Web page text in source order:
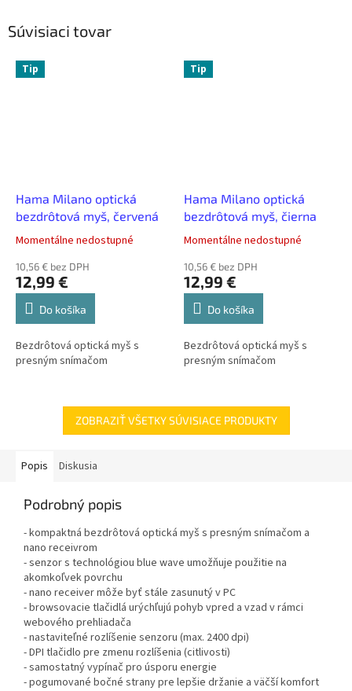
Súvisiaci tovar
Tip
Hama Milano optická
bezdrôtová myš, červená
Momentálne nedostupné
10,56 € bez DPH
12,99 €
Do košíka
Bezdrôtová optická myš s
presným snímačom
Tip
Hama Milano optická
bezdrôtová myš, čierna
Momentálne nedostupné
10,56 € bez DPH
12,99 €
Do košíka
Bezdrôtová optická myš s
presným snímačom
ZOBRAZIŤ VŠETKY SÚVISIACE PRODUKTY
Popis Diskusia
Podrobný popis
- kompaktná bezdrôtová optická myš s presným snímačom a
nano receivrom
- senzor s technológiou blue wave umožňuje použitie na
akomkoľvek povrchu
- nano receiver môže byť stále zasunutý v PC
- browsovacie tlačidlá urýchľujú pohyb vpred a vzad v rámci
webového prehliadača
- nastaviteľné rozlíšenie senzoru (max. 2400 dpi)
- DPI tlačidlo pre zmenu rozlíšenia (citlivosti)
- samostatný vypínač pro úsporu energie
- pogumované bočné strany pre lepšie držanie a väčší komfort